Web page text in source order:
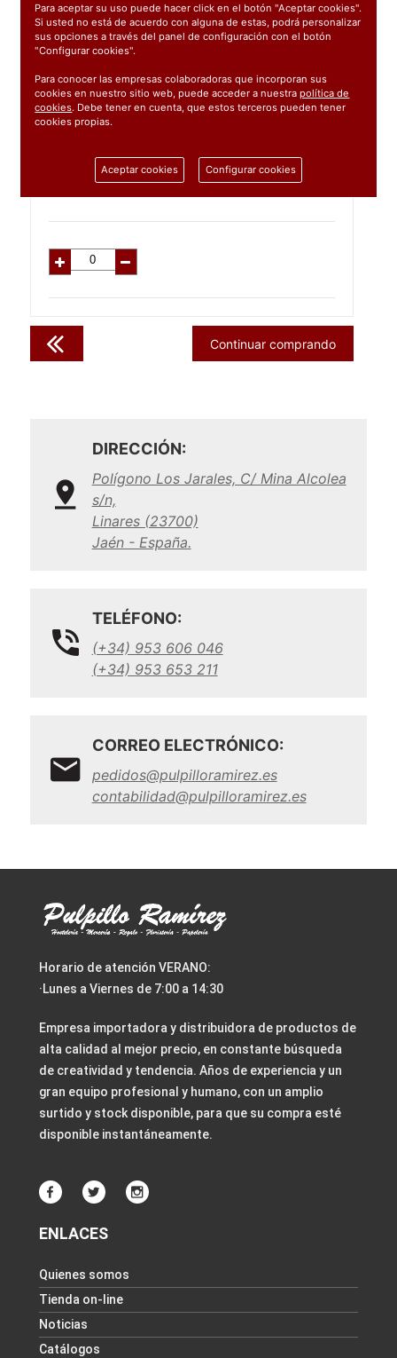
Ref: 12330
Continuar comprando
DIRECCIÓN:
Polígono Los Jarales, C/ Mina Alcolea
s/n,
Linares (23700)
Jaén - España.
TELÉFONO:
(+34) 953 606 046
(+34) 953 653 211
CORREO ELECTRÓNICO:
pedidos@pulpilloramirez.es
contabilidad@pulpilloramirez.es
Horario de atención VERANO:
·Lunes a Viernes de 7:00 a 14:30
Empresa importadora y distribuidora de productos de
alta calidad al mejor precio, en constante búsqueda
de creatividad y tendencia. Años de experiencia y un
gran equipo profesional y humano, con un amplio
surtido y stock disponible, para que su compra esté
disponible instantáneamente.
ENLACES
Quienes somos
Tienda on-line
Noticias
Catálogos
Para aceptar su uso puede hacer click en el botón "Aceptar cookies".
Si usted no está de acuerdo con alguna de estas, podrá personalizar
sus opciones a través del panel de configuración con el botón
"Configurar cookies".
Para conocer las empresas colaboradoras que incorporan sus
cookies en nuestro sitio web, puede acceder a nuestrapolítica de
cookies. Debe tener en cuenta, que estos terceros pueden tener
cookies propias.
Aceptar cookies Configurar cookies